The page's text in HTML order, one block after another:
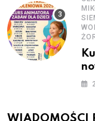
–
WIADOMOŚCI